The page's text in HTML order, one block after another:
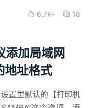
6.7K+ 18
加局域网
址格式
置里默认的【打印机